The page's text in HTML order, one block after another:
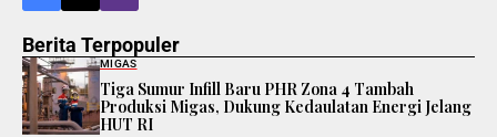
Berita Terpopuler
MIGAS
Tiga Sumur Infill Baru PHR Zona 4 Tambah
Produksi Migas, Dukung Kedaulatan Energi Jelang
HUT RI